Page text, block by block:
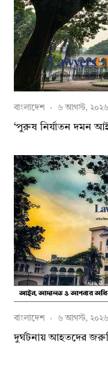
বাংলাদেশ · ৬ আগস্ট, ২০২৬
‘পুরুষ নির্যাতন দমন
বাংলাদেশ · ৬ আগস্ট, ২০২৬
দুর্ঘটনায় আহতদের জরুরি